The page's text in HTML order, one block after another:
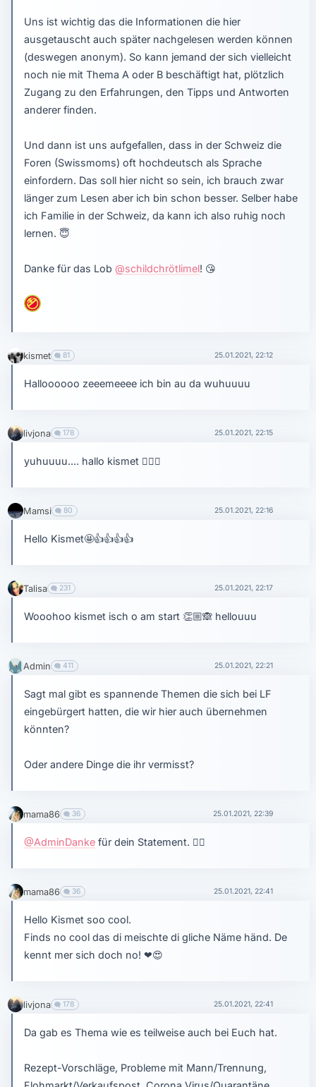
Uns ist wichtig das die Informationen die hier
ausgetauscht auch später nachgelesen werden können
(deswegen anonym). So kann jemand der sich vielleicht
noch nie mit Thema A oder B beschäftigt hat, plötzlich
Zugang zu den Erfahrungen, den Tipps und Antworten
anderer finden.
Und dann ist uns aufgefallen, dass in der Schweiz die
Foren (Swissmoms) oft hochdeutsch als Sprache
einfordern. Das soll hier nicht so sein, ich brauch zwar
länger zum Lesen aber ich bin schon besser. Selber habe
ich Familie in der Schweiz, da kann ich also ruhig noch
lernen. 😇
Danke für das Lob @schildchrötlimel! 😘
kismet 81 25.01.2021, 22:12
Halloooooo zeeemeeee ich bin au da wuhuuuu
livjona 178 25.01.2021, 22:15
yuhuuuu.... hallo kismet ✋🏼🥳
Mamsi 80 25.01.2021, 22:16
Hello Kismet🤩👍👍👍👍
Talisa 231 25.01.2021, 22:17
Wooohoo kismet isch o am start 👏🏼🙈 hellouuu
Admin 411 25.01.2021, 22:21
Sagt mal gibt es spannende Themen die sich bei LF
eingebürgert hatten, die wir hier auch übernehmen
könnten?
Oder andere Dinge die ihr vermisst?
mama86 36 25.01.2021, 22:39
@AdminDanke für dein Statement. 👍🏼
mama86 36 25.01.2021, 22:41
Hello Kismet soo cool.
Finds no cool das di meischte di gliche Näme händ. De
kennt mer sich doch no!❤😍
livjona 178 25.01.2021, 22:41
Da gab es Thema wie es teilweise auch bei Euch hat.
Rezept-Vorschläge, Probleme mit Mann/Trennung,